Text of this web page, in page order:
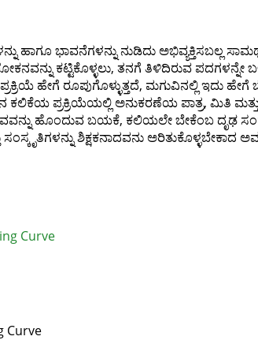
ಹಾಗೂ ಭಾವನೆಗಳನ್ನು ನುಡಿದು ಅಭಿವ್ಯಕ್ತಿಸಬಲ್ಲ
ಕಟ್ಟಿಕೊಳ್ಳಲು, ತನಗೆ ತಿಳಿದಿರುವ ಪದಗಳನ್ನೇ
ಹೇಗೆ ರೂಪುಗೊಳ್ಳುತ್ತದೆ, ಮಗುವಿನಲ್ಲಿ ಇದು
ಕಲಿಕೆಯ ಪ್ರಕ್ರಿಯೆಯಲ್ಲಿ ಅನುಕರಣೆಯ ಪಾತ್ರ, ಮಿತಿ
ಹೊಂದುವ ಬಯಕೆ, ಕಲಿಯಲೇ ಬೇಕೆಂಬ ದೃಢ
ಶಿಕ್ಷಕನಾದವನು ಅರಿತುಕೊಳ್ಳಬೇಕಾದ
Curve
Curve